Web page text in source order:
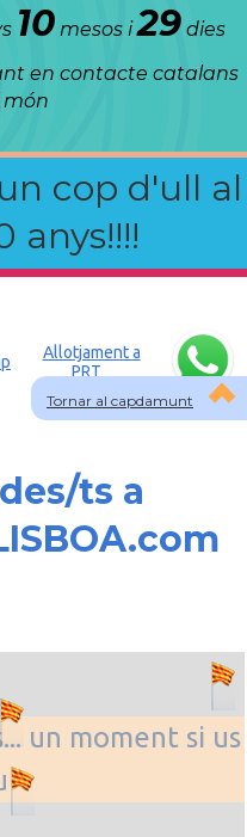
10 mesos i29 dies
en contacte catalans
món
cop d'ull al
anys!!!!
Tornar al capdamunt
Allotjament a
PRT
ts a
un moment si us